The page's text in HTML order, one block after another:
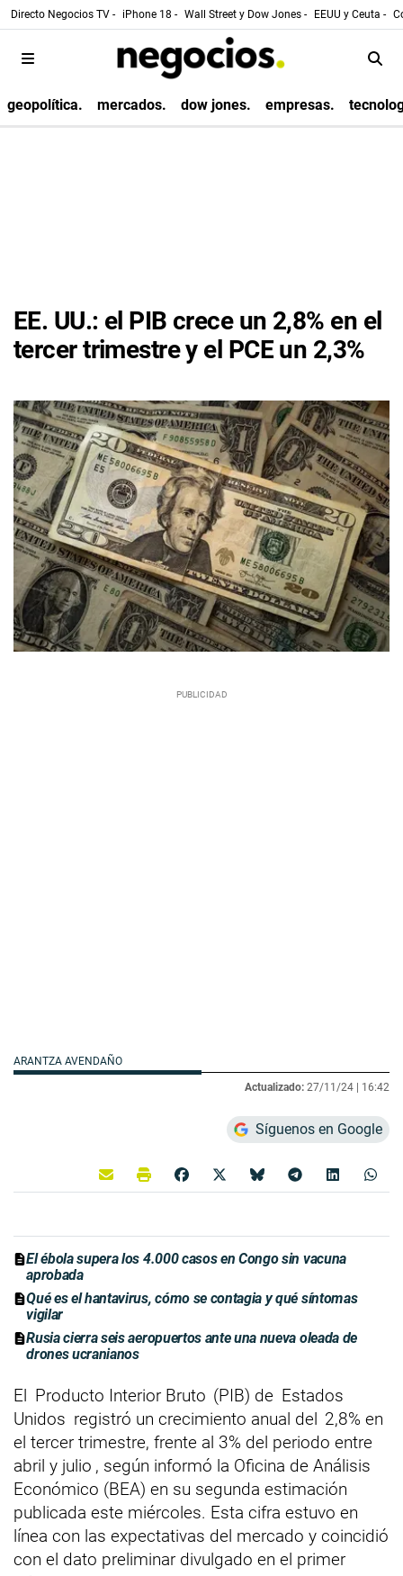
Directo Negocios TV - iPhone 18 - Wall Street y Dow Jones - EEUU y Ceuta -
geopolítica. mercados. dow jones. empresas.
EE. UU.: el PIB crece un 2,8% en el
tercer trimestre y el PCE un 2,3%
ARANTZA AVENDAÑO
Actualizado: 27/11/24 | 16:42
Síguenos en Google
El ébola supera los 4.000 casos en Congo sin vacuna
aprobada
Qué es el hantavirus, cómo se contagia y qué síntomas
vigilar
Rusia cierra seis aeropuertos ante una nueva oleada de
drones ucranianos
El Producto Interior Bruto (PIB) de Estados
Unidos registró un crecimiento anual del 2,8% en
el tercer trimestre, frente al 3% del periodo entre
abril y julio , según informó la Oficina de Análisis
Económico (BEA) en su segunda estimación
publicada este miércoles. Esta cifra estuvo en
línea con las expectativas del mercado y coincidió
con el dato preliminar divulgado en el primer